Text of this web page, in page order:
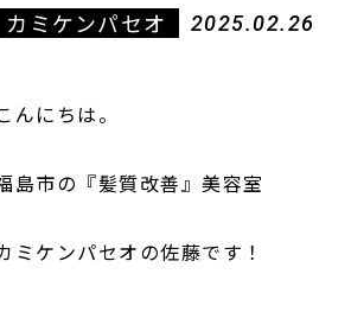
カミケンパセオ 2025.02.26
んにちは。
島市の『髪質改善』美容室
ミケンパセオの佐藤です！